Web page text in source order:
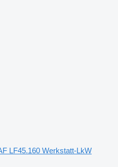
LF45.160 Werkstatt-LkW